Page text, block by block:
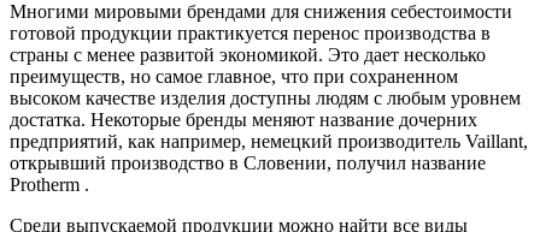
Многими мировыми брендами для снижения себестоимости
готовой продукции практикуется перенос производства в
страны с менее развитой экономикой. Это дает несколько
преимуществ, но самое главное, что при сохраненном
высоком качестве изделия доступны людям с любым уровнем
достатка. Некоторые бренды меняют название дочерних
предприятий, как например, немецкий производитель Vaillant,
открывший производство в Словении, получил название
Protherm .
Среди выпускаемой продукции можно найти все виды